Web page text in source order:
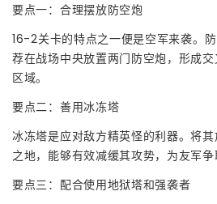
要点一：合理摆放防空炮
16-2关卡的特点之一便是空军来袭。
荐在战场中央放置两门防空炮，形成
区域。
要点二：善用冰冻塔
冰冻塔是应对敌方精英怪的利器。将
之地，能够有效减缓其攻势，为友军争
要点三：配合使用地狱塔和强袭者